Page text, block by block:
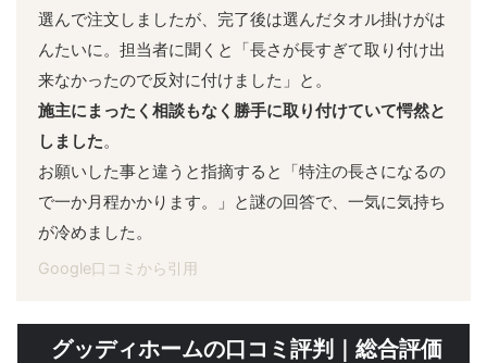
選んで注文しましたが、完了後は選んだタオル掛けがは
んたいに。担当者に聞くと「長さが長すぎて取り付け出
来なかったので反対に付けました」と。
施主にまったく相談もなく勝手に取り付けていて愕然と
しました。
お願いした事と違うと指摘すると「特注の長さになるの
で一か月程かかります。」と謎の回答で、一気に気持ち
が冷めました。
Google口コミから引用
グッディホームの口コミ評判｜総合評価